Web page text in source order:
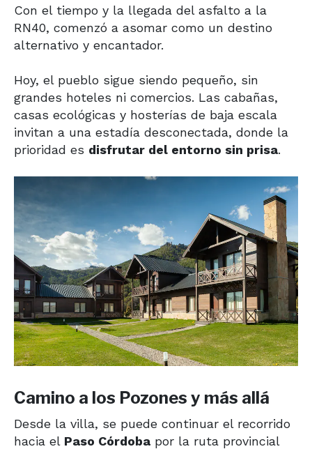
Con el tiempo y la llegada del asfalto a la
RN40, comenzó a asomar como un destino
alternativo y encantador.
Hoy, el pueblo sigue siendo pequeño, sin
grandes hoteles ni comercios. Las cabañas,
casas ecológicas y hosterías de baja escala
invitan a una estadía desconectada, donde la
prioridad es disfrutar del entorno sin prisa.
Camino a los Pozones y más allá
Desde la villa, se puede continuar el recorrido
hacia el Paso Córdoba por la ruta provincial